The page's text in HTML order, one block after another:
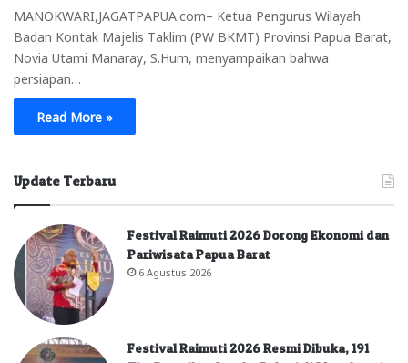
MANOKWARI,JAGATPAPUA.com– Ketua Pengurus Wilayah
Badan Kontak Majelis Taklim (PW BKMT) Provinsi Papua Barat,
Novia Utami Manaray, S.Hum, menyampaikan bahwa
persiapan…
Read More »
Update Terbaru
Festival Raimuti 2026 Dorong Ekonomi dan
Pariwisata Papua Barat
6 Agustus 2026
Festival Raimuti 2026 Resmi Dibuka, 191